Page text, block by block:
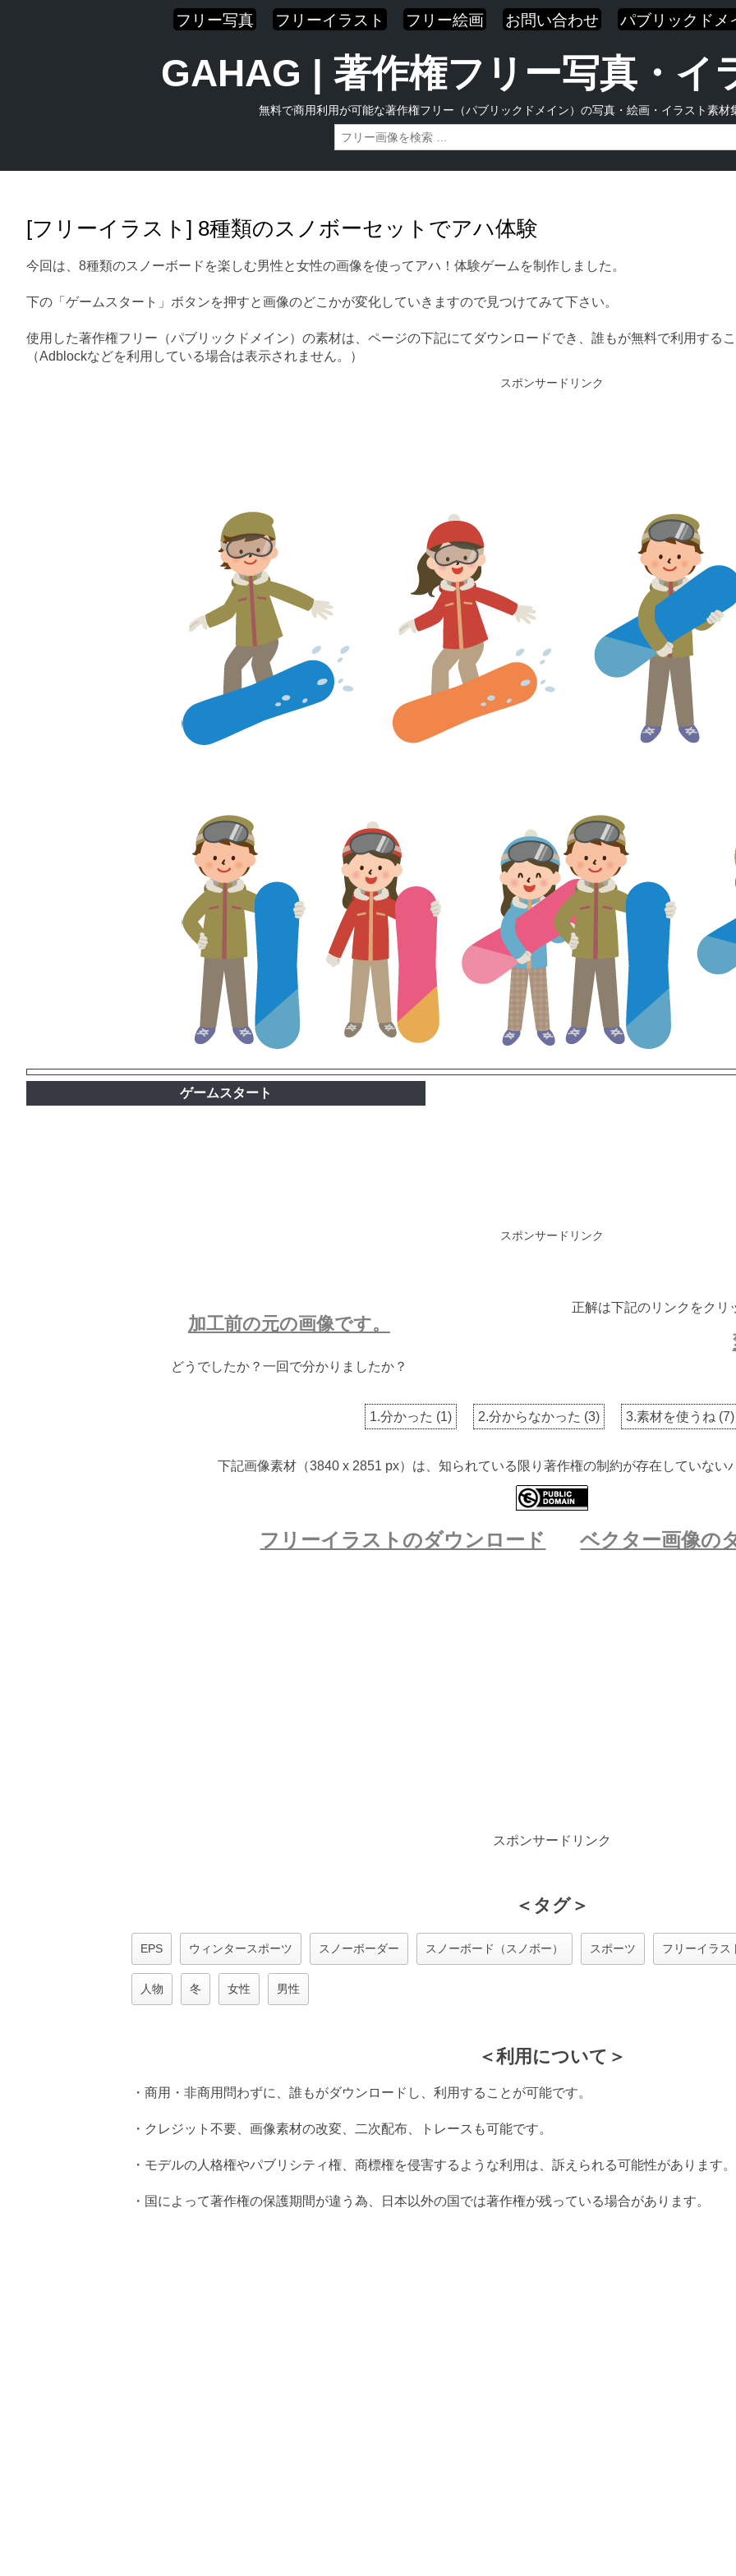
フリー写真 フリーイラスト フリー絵画 お問い合わせ パブリックドメ
GAHAG | 著作権フリー写真・イ
無料で商用利用が可能な著作権フリー（パブリックドメイン）の写真・絵画・イラスト素材
[フリーイラスト] 8種類のスノボーセットでアハ体験
今回は、8種類のスノーボードを楽しむ男性と女性の画像を使ってアハ！体験ゲームを制作しました。
下の「ゲームスタート」ボタンを押すと画像のどこかが変化していきますので見つけてみて下さい。
使用した著作権フリー（パブリックドメイン）の素材は、ページの下記にてダウンロードでき、誰もが無料で利用するこ
（Adblockなどを利用している場合は表示されません。）
スポンサードリンク
ゲームスタート
スポンサードリンク
正解は下記のリンクをクリ
加工前の元の画像です。
どうでしたか？一回で分かりましたか？
1.分かった (1) 2.分からなかった (3) 3.素材を使うね (7)
下記画像素材（3840 x 2851 px）は、知られている限り著作権の制約が存在していない
フリーイラストのダウンロード ベクター画像の
スポンサードリンク
＜タグ＞
EPS ウィンタースポーツ スノーボーダー スノーボード（スノボー） スポーツ フリーイラス
人物 冬 女性 男性
＜利用について＞
・商用・非商用問わずに、誰もがダウンロードし、利用することが可能です。
・クレジット不要、画像素材の改変、二次配布、トレースも可能です。
・モデルの人格権やパブリシティ権、商標権を侵害するような利用は、訴えられる可能性があります。
・国によって著作権の保護期間が違う為、日本以外の国では著作権が残っている場合があります。